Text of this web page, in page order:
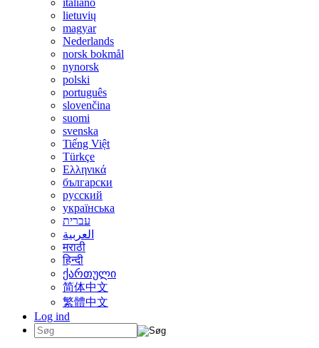
lietuvių
magyar
Nederlands
norsk bokmål
nynorsk
polski
português
slovenčina
suomi
svenska
Tiếng Việt
Türkçe
Ελληνικά
български
русский
українська
עברית
العربية
मराठी
हिन्दी
ქართული
简体中文
繁體中文
Log ind